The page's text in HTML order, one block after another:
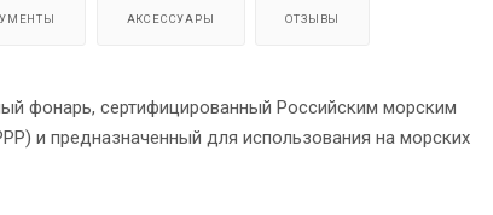
АКСЕССУАРЫ ОТЗЫВЫ
фонарь, сертифицированный Российским морским
и предназначенный для использования на морских